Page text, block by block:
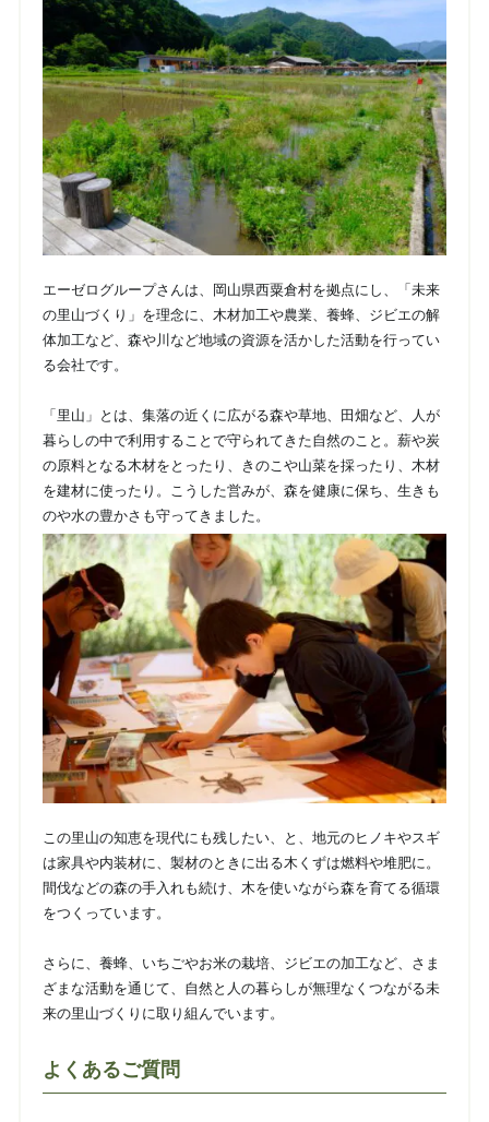
エーゼログループさんは、岡山県西粟倉村を拠点にし、「未来
の里山づくり」を理念に、木材加工や農業、養蜂、ジビエの解
体加工など、森や川など地域の資源を活かした活動を行ってい
る会社です。
「里山」とは、集落の近くに広がる森や草地、田畑など、人が
暮らしの中で利用することで守られてきた自然のこと。薪や炭
の原料となる木材をとったり、きのこや山菜を採ったり、木材
を建材に使ったり。こうした営みが、森を健康に保ち、生きも
のや水の豊かさも守ってきました。
この里山の知恵を現代にも残したい、と、地元のヒノキやスギ
は家具や内装材に、製材のときに出る木くずは燃料や堆肥に。
間伐などの森の手入れも続け、木を使いながら森を育てる循環
をつくっています。
さらに、養蜂、いちごやお米の栽培、ジビエの加工など、さま
ざまな活動を通じて、自然と人の暮らしが無理なくつながる未
来の里山づくりに取り組んでいます。
よくあるご質問